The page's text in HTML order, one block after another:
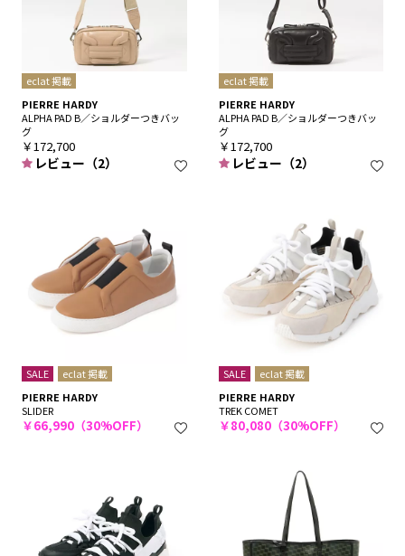
eclat 掲載
PIERRE HARDY
ALPHA PAD B／ショルダーつきバッ
グ
￥172,700
レビュー（2）
eclat 掲載
PIERRE HARDY
ALPHA PAD B／ショルダーつきバッ
グ
￥172,700
レビュー（2）
SALE
eclat 掲載
PIERRE HARDY
SLIDER
￥66,990（30%OFF）
SALE
eclat 掲載
PIERRE HARDY
TREK COMET
￥80,080（30%OFF）